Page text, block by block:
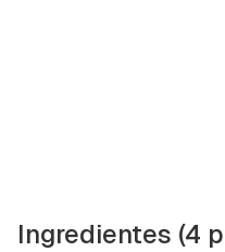
Ingredientes (4